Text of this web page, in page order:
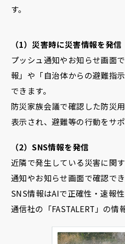
す。
（1）災害時に災害情報を発信
プッシュ通知やお知らせ画面
報」や「自治体からの避難指
できます。
防災家族会議で確認した防災
表示され、避難等の行動をサポ
（2）SNS情報を発信
近隣で発生している災害に関
通知やお知らせ画面で確認でき
SNS情報はAIで正確性・速報
通信社の「FASTALERT」の情